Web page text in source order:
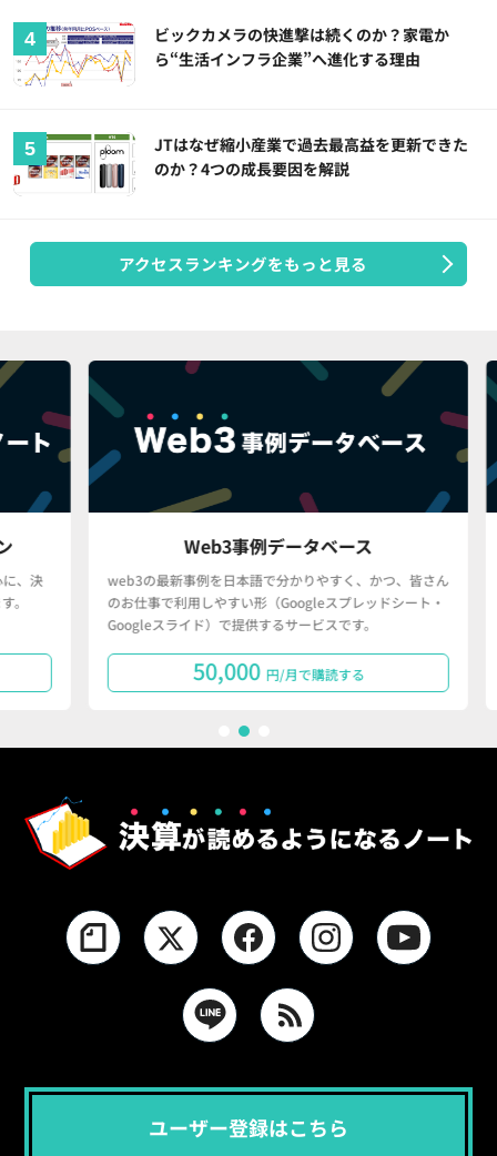
ビックカメラの快進撃は続くのか？家電か
ら“生活インフラ企業”へ進化する理由
JTはなぜ縮小産業で過去最高益を更新できた
のか？4つの成長要因を解説
アクセスランキングをもっと見る
Web3事例データベース
web3の最新事例を日本語で分かりやすく、かつ、皆さん
のお仕事で利用しやすい形（Googleスプレッドシート・
Googleスライド）で提供するサービスです。
50,000 円/月で購読する
ユーザー登録はこちら